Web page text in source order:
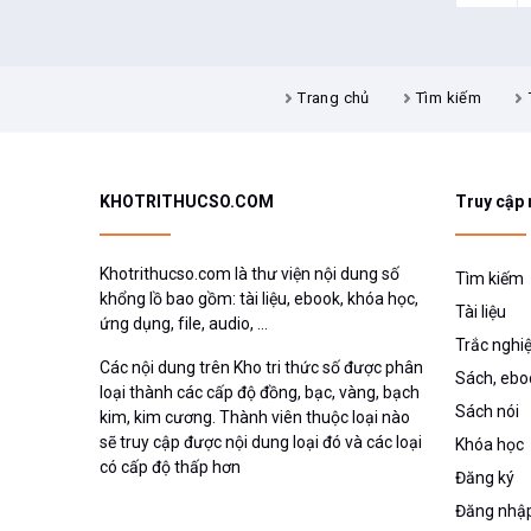
Trang chủ Tìm kiếm
KHOTRITHUCSO.COM
Khotrithucso.com là thư viện nội dung số
khổng lồ bao gồm: tài liệu, ebook, khóa học,
ứng dụng, file, audio, ...
Các nội dung trên Kho tri thức số được phân
loại thành các cấp độ đồng, bạc, vàng, bạch
kim, kim cương. Thành viên thuộc loại nào
sẽ truy cập được nội dung loại đó và các loại
có cấp độ thấp hơn
Truy cập
Tìm kiếm
Tài liệu
Trắc
Sách,
Sách nói
Khóa học
Đăng ký
Đăng